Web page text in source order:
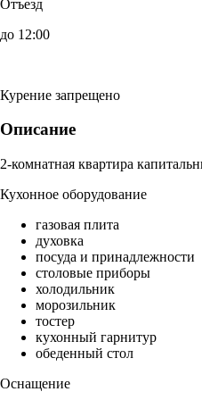
Отъезд
до 12:00
Курение запрещено
Описание
2-комнатная квартира
Кухонное оборудование
газовая плита
духовка
посуда и принадлежности
столовые приборы
холодильник
морозильник
тостер
кухонный гарнитур
обеденный стол
Оснащение